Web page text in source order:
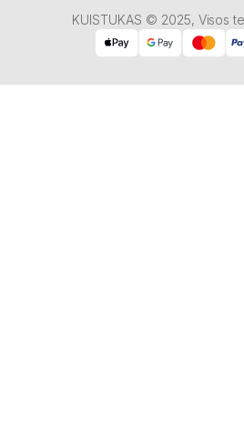
KUISTUKAS © 2025, Visos